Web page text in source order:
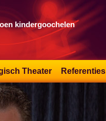
kindergoochelen
Theater Referenties